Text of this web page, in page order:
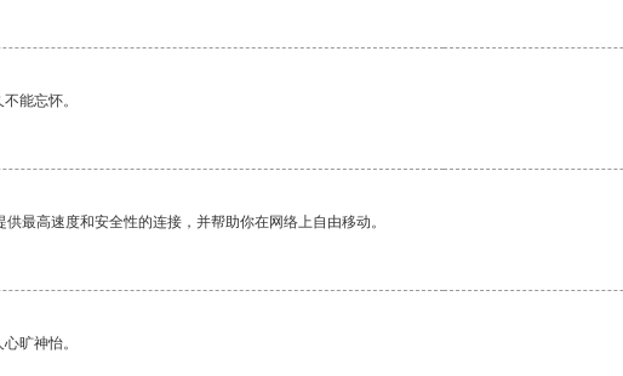
能忘怀。
最高速度和安全性的连接，并帮助你在网络上自由移动。
旷神怡。